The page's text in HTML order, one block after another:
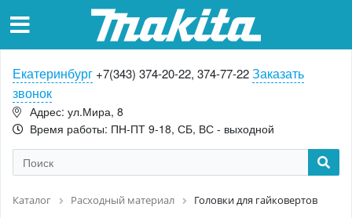
Екатеринбург +7(343) 374-20-22, 374-77-22Заказать
звонок
Адрес: ул.Мира, 8
Время работы: ПН-ПТ 9-18, СБ, ВС - выходной
Каталог Расходный материал Головки для гайковертов